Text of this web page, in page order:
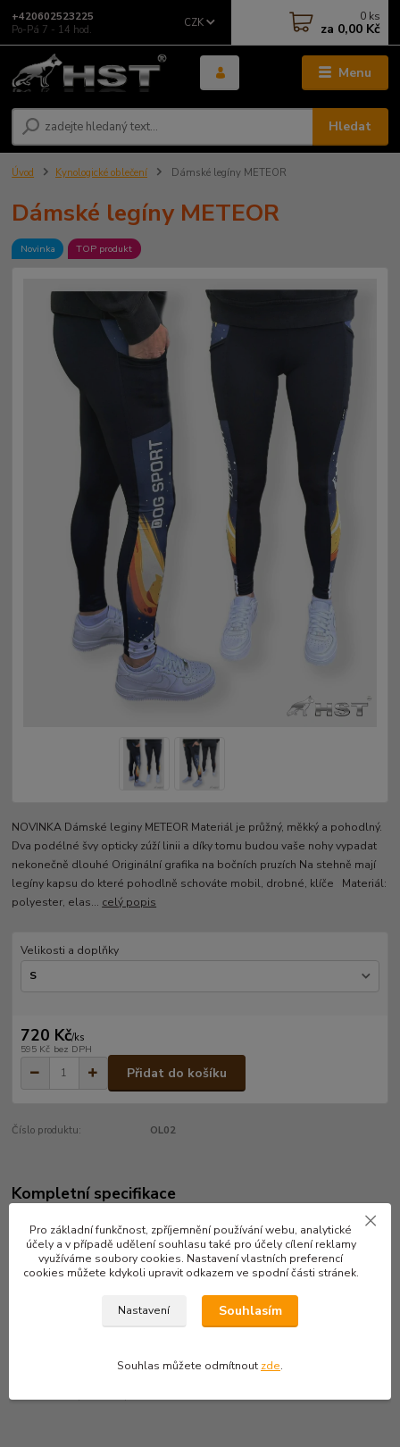
Menu
CZK
Hledat
+420602523225
Po-Pá 7 - 14 hod.
0 ks
za 0,00 Kč
Úvod Kynologické oblečení Dámské legíny METEOR
Dámské legíny METEOR
Novinka TOP produkt
NOVINKA Dámské leginy METEOR Materiál je průžný, měkký a pohodlný.
Dva podélné švy opticky zúží linii a díky tomu budou vaše nohy vypadat
nekonečně dlouhé Originální grafika na bočních pruzích Na stehně mají
legíny kapsu do které pohodlně schováte mobil, drobné, klíče Materiál:
polyester, elas... celý popis
Velikosti a doplňky
720 Kč/ks
595 Kč bez DPH
Přidat do košíku
Číslo produktu: OL02
Kompletní specifikace
NOVINKA
Dámské leginy METEOR
Dva podélné švy opticky zúží linii a díky tomu budou vaše
Originální grafika na bočních pruzích
Na stehně mají legíny kapsu do které pohodlně schováte
Pro základní funkčnost, zpříjemnění používání webu, analytické
účely a v případě udělení souhlasu také pro účely cílení reklamy
využíváme soubory cookies. Nastavení vlastních preferencí
cookies můžete kdykoli upravit odkazem ve spodní části stránek.
Nastavení Souhlasím
Souhlas můžete odmítnout zde.